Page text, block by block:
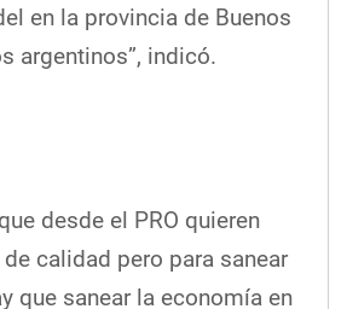
en la provincia de Buenos
argentinos”, indicó.
desde el PRO quieren
de calidad pero para sanear
que sanear la economía en